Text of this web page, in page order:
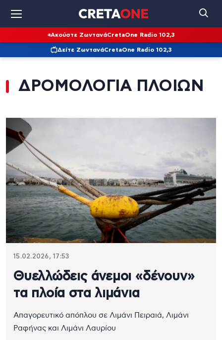
Ακούστε ΖωντανάCretaOne Radio 102,3
Δείτε ΖωντανάCretaOne Radio 102,3
ΔΡΟΜΟΛΟΓΙΑ ΠΛΟΙΩΝ
15.02.2026, 17:53
Θυελλώδεις άνεμοι «δένουν»
τα πλοία στα λιμάνια
Απαγορευτικό απόπλου σε Λιμάνι Πειραιά, Λιμάνι
Ραφήνας και Λιμάνι Λαυρίου